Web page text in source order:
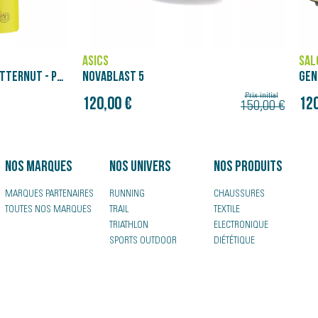
SALOMON
GENESIS
120,00 € Prix initial
150,00 €
Nos marques
MARQUES PARTENAIRES
TOUTES NOS MARQUES
Nos univers
RUNNING
TRAIL
TRIATHLON
SPORTS OUTDOOR
Nos produits
CHAUSSURES
TEXTILE
ELECTRONIQUE
DIÉTÉTIQUE